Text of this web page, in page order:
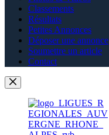
Classements
Résultats
Petites Annonces
Déposer une annonce
Soumettre un article
Contact